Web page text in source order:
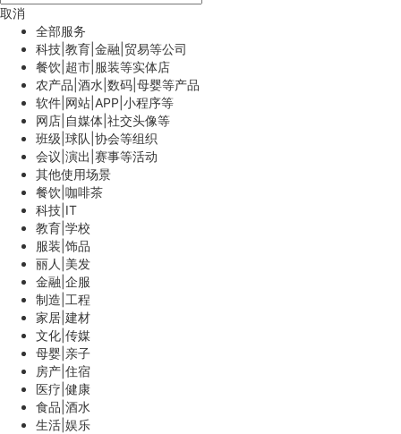
取消
全部服务
科技|教育|金融|贸易等公司
餐饮|超市|服装等实体店
农产品|酒水|数码|母婴等产品
软件|网站|APP|小程序等
网店|自媒体|社交头像等
班级|球队|协会等组织
会议|演出|赛事等活动
其他使用场景
餐饮|咖啡茶
科技|IT
教育|学校
服装|饰品
丽人|美发
金融|企服
制造|工程
家居|建材
文化|传媒
母婴|亲子
房产|住宿
医疗|健康
食品|酒水
生活|娱乐